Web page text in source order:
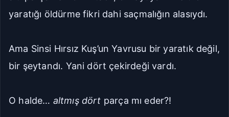
yaratığı öldürme fikri dahi saçmalığın alasıydı.
Ama Sinsi Hırsız Kuş’un Yavrusu bir yaratık değil,
bir şeytandı. Yani dört çekirdeği vardı.
O halde… altmış dört parça mı eder?!